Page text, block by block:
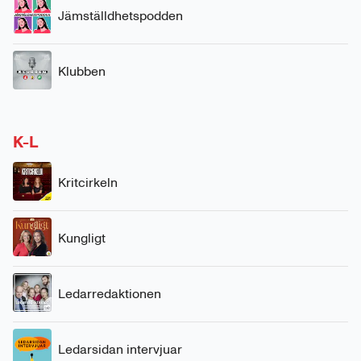
Jämställdhetspodden
Klubben
K-L
Kritcirkeln
Kungligt
Ledarredaktionen
Ledarsidan intervjuar